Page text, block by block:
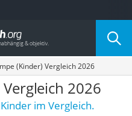
(Kinder) Vergleich 2026
2026
im Vergleich.